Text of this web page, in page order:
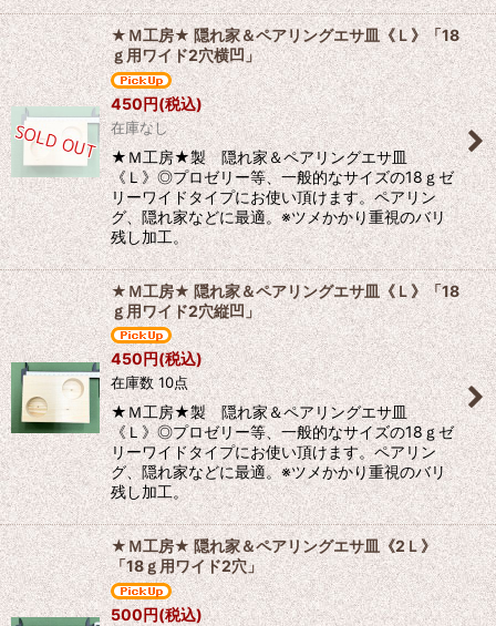
★Ｍ工房★ 隠れ家＆ペアリングエサ皿《Ｌ》「18
ｇ用ワイド2穴横凹」
450円(税込)
在庫なし
★Ｍ工房★製 隠れ家＆ペアリングエサ皿
《Ｌ》◎プロゼリー等、一般的なサイズの18ｇゼ
リーワイドタイプにお使い頂けます。ペアリン
グ、隠れ家などに最適。※ツメかかり重視のバリ
残し加工。
★Ｍ工房★ 隠れ家＆ペアリングエサ皿《Ｌ》「18
ｇ用ワイド2穴縦凹」
450円(税込)
在庫数 10点
★Ｍ工房★製 隠れ家＆ペアリングエサ皿
《Ｌ》◎プロゼリー等、一般的なサイズの18ｇゼ
リーワイドタイプにお使い頂けます。ペアリン
グ、隠れ家などに最適。※ツメかかり重視のバリ
残し加工。
★Ｍ工房★ 隠れ家＆ペアリングエサ皿《2Ｌ》
「18ｇ用ワイド2穴」
500円(税込)